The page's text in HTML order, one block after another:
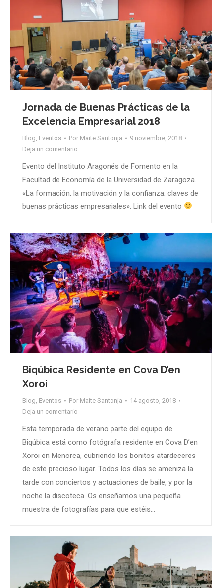
Jornada de Buenas Prácticas de la
Excelencia Empresarial 2018
Blog Eventos Por Maite Santonja
9 noviembre, 2018
Deja un comentario
Evento del Instituto Aragonés de Fomento en la
Facultad de Economía de la Universidad de Zaragoza.
«La formación, la motivación y la confianza, claves de
buenas prácticas empresariales». Link del evento
Biqúbica Residente en Cova D’en
Xoroi
Blog Eventos Por Maite Santonja
14 agosto, 2018
Deja un comentario
Esta temporada de verano parte del equipo de
Biqúbica está como fotógrafa residente en Cova D’en
Xoroi en Menorca, cubriendo los bonitos atardeceres
de este precioso lugar. Todos los días se ameniza la
tarde con conciertos y actuaciones de baile, y por la
noche la discoteca. Os enseñamos una pequeña
muestra de fotografías para que estéis…